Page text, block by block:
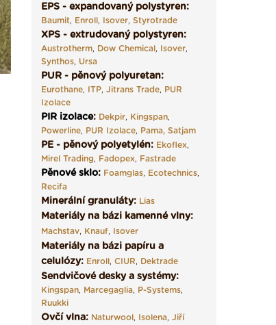
EPS - expandovaný polystyren:
Baumit, Enroll, Isover, Styrotrade
XPS - extrudovaný polystyren:
Austrotherm, Dow Chemical, Isover,
Synthos, Ursa
PUR - pěnový polyuretan:
Eurothane, ITP, Jitrans Trade, PUR
Izolace
PIR izolace: Dekpir, Kingspan,
Powerline, PUR Izolace, Pama, Satjam
PE - pěnový polyetylén: Ekoflex,
Mirel Trading, Fadopex, Fastrade
Pěnové sklo: Foamglas, Ecotechnics,
Recifa
Minerální granuláty: Lias
Materiály na bázi kamenné vlny:
Machstav, Knauf, Isover
Materiály na bázi papíru a
celulózy: Enroll, CIUR, Dektrade
Sendvičové desky a systémy:
Kingspan, Marcegaglia, P-Systems,
Ruukki
Ovčí vlna: Naturwool, Isolena, Jiří